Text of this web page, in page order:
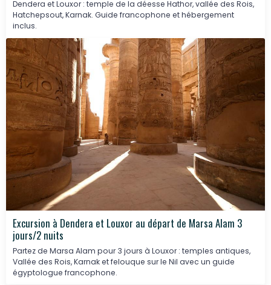
Dendera et Louxor : temple de la déesse Hathor, vallée des Rois,
Hatchepsout, Karnak. Guide francophone et hébergement
inclus.
Excursion à Dendera et Louxor au départ de Marsa Alam 3
jours/2 nuits
Partez de Marsa Alam pour 3 jours à Louxor : temples antiques,
Vallée des Rois, Karnak et felouque sur le Nil avec un guide
égyptologue francophone.